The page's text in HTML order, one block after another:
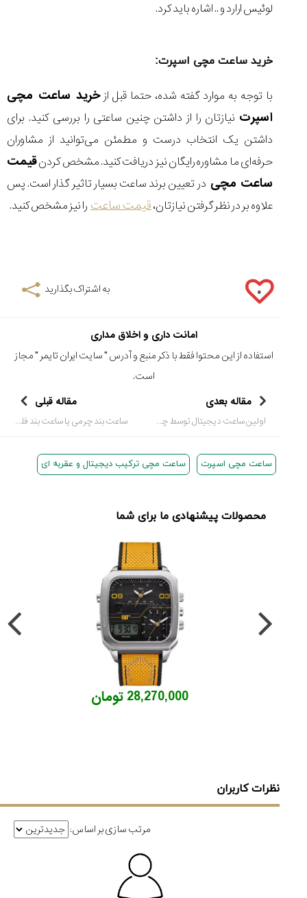
لوئیس ارارد و .. اشاره باید کرد.
خرید ساعت مچی اسپرت:
با توجه به موارد گفته شده، حتما قبل ازخرید ساعت مچی
اسپرت نیازتان را از داشتن چنین ساعتی را بررسی کنید. برای
داشتن یک انتخاب درست و مطمئن می‌توانید از مشاوران
حرفه‌ای ما مشاوره رایگان نیز دریافت کنید. مشخص کردنقیمت
ساعت مچی در تعیین برند ساعت بسیار تاثیر گذار است. پس
علاوه بر در نظر گرفتن نیازتان،قیمت ساعت را نیز مشخص کنید.
۰ به اشتراک بگذارید
امانت داری و اخلاق مداری
استفاده از این محتوا فقط با ذکر منبع و آدرس "سایت ایران تایمر " مجاز
است.
مقاله بعدی
اولین ساعت دیجیتال توسط چه برندی ساخته شد؟
مقاله قبلی
ساعت بند چرمی یا ساعت بند فلزی؟
ساعت مچی اسپرت ساعت مچی ترکیب دیجیتال و عقربه ای
محصولات پیشنهادی ما برای شما
28,270,000 تومان
نظرات کاربران
مرتب سازی بر اساس: